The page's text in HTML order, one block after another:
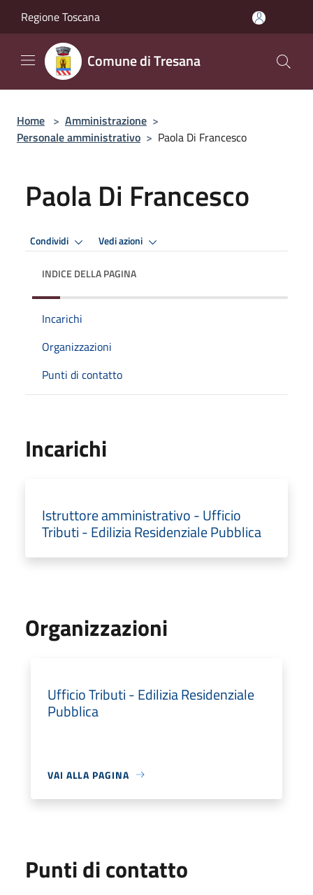
Regione Toscana
Comune di Tresana
Home > Amministrazione >
Personale amministrativo > Paola Di Francesco
Paola Di Francesco
Condividi Vedi azioni
INDICE DELLA PAGINA
Incarichi
Organizzazioni
Punti di contatto
Incarichi
Istruttore amministrativo - Ufficio
Tributi - Edilizia Residenziale Pubblica
Organizzazioni
Ufficio Tributi - Edilizia Residenziale
Pubblica
VAI ALLA PAGINA
Punti di contatto